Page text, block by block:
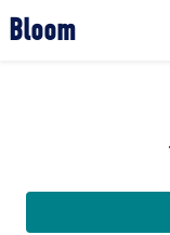
Bloom